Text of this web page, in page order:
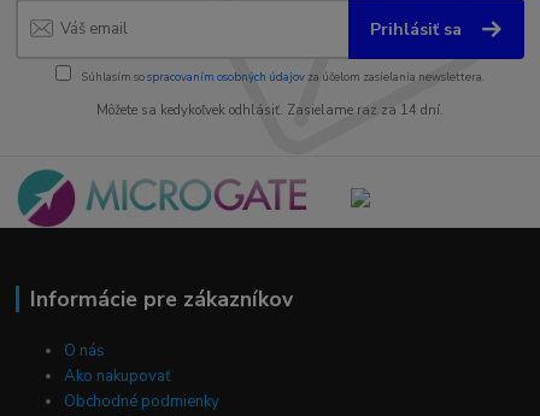
Prihlásiť sa
Súhlasím sospracovaním osobných údajov za účelom zasielania newslettera.
Môžete sa kedykoľvek odhlásiť. Zasielame raz za 14 dní.
Informácie pre zákazníkov
O nás
Ako nakupovať
Obchodné podmienky